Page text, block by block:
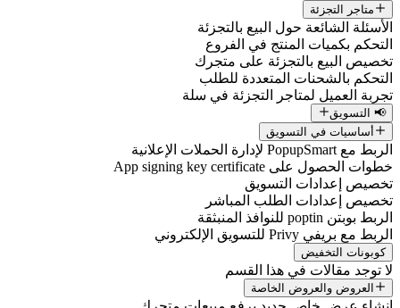
متاجر التجزئة
الأسئلة الشائعة حول البيع بالتجزئة
التحكم بكميات المنتج في الفروع
تخصيص البيع بالتجزئة على متجرك
التحكم بالشحنات المتعددة للطلب
تجربة العميل لمتاجر التجزئة في سلة
📢 التسويق
أساسيات في التسويق
الربط مع PopupSmart لإدارة الحملات الإعلانية
خطوات الحصول على App signing key certificate
تخصيص إعدادات التسويق
تخصيص إعدادات الطلب المباشر
الربط بوبتن poptin للنوافذ المنبثقة
الربط مع بريفي Privy للتسويق الإلكتروني
كوبونات التخفيض
لا توجد مقالات في هذا القسم
العروض والعروض الخاصة